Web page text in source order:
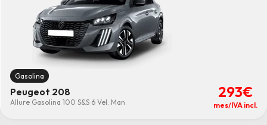
Gasolina
Peugeot 208
Allure Gasolina 100 S&S 6 Vel. Man
293€
mes/IVA incl.